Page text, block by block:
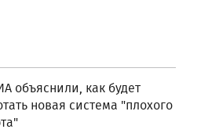
объяснили, как будет
новая система "плохого